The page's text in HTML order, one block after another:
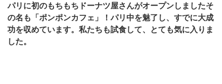
パリに初のもちもちドーナツ屋さんがオープンしましたそ
の名も「ポンポンカフェ」！パリ中を魅了し、すでに大成
功を収めています。私たちも試食して、とても気に入りま
した。